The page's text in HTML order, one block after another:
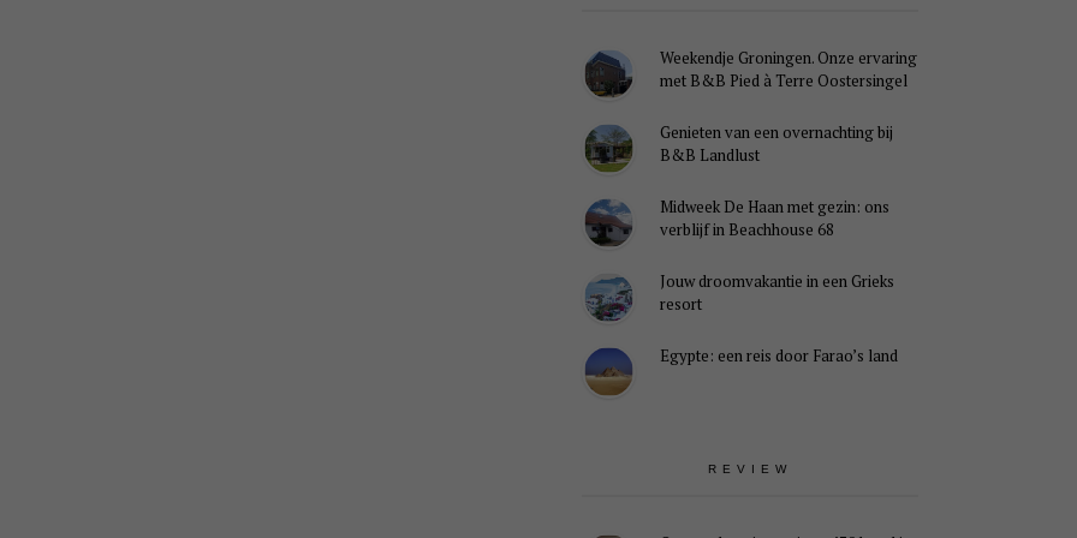
Weekendje Groningen. Onze ervaring
met B&B Pied à Terre Oostersingel
Genieten van een overnachting bij
B&B Landlust
Midweek De Haan met gezin: ons
verblijf in Beachhouse 68
Jouw droomvakantie in een Grieks
resort
Egypte: een reis door Farao’s land
REVIEW